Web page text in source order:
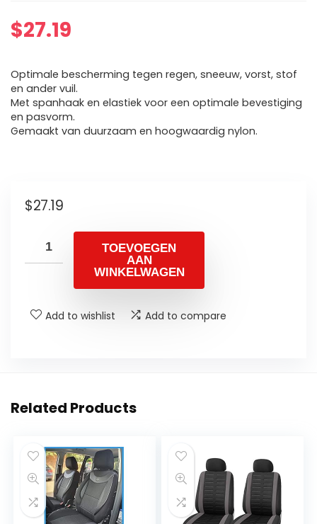
$27.19
Optimale bescherming tegen regen, sneeuw, vorst, stof
en ander vuil.
Met spanhaak en elastiek voor een optimale bevestiging
en pasvorm.
Gemaakt van duurzaam en hoogwaardig nylon.
$27.19
TOEVOEGEN
AAN
WINKELWAGEN
Add to wishlist Add to compare
Related Products